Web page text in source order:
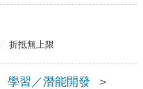
折抵無上限
學習／潛能開發
＞